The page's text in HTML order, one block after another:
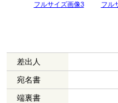
フルサイズ画像3 フル
差出人
宛名書
端裏書